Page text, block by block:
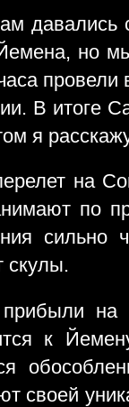
давались
но
провели
В итоге
я
на
по
сильно
скулы.
на
к
своей